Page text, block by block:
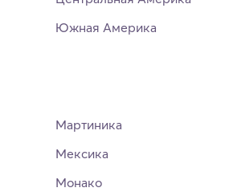
Южная Америка
Мартиника
Мексика
Монако